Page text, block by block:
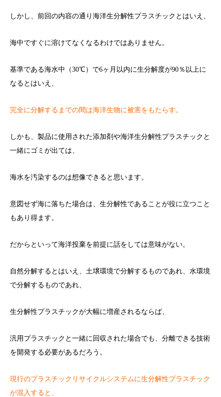
しかし、前回の内容の通り海洋生分解性プラスチックとはいえ、
海中ですぐに溶けてなくなるわけではありません。
基準である海水中（30℃）で6ヶ月以内に生分解度が90％以上に
なるとはいえ、
完全に分解するまでの間は海洋生物に被害をもたらす。
しかも、製品に使用された添加剤や海洋生分解性プラスチックと
一緒にゴミが出ては、
海水を汚染するのは想像できると思います。
意図せず海に落ちた場合は、生分解性であることが役に立つこと
もあり得ます。
だからといって海洋投棄を前提に話をしては意味がない。
自然分解するとはいえ、土壌環境で分解するものであれ、水環境
で分解するものであれ、
生分解性プラスチックが大幅に増産されるならば、
汎用プラスチックと一緒に回収された場合でも、分離できる技術
を開発する必要があるだろう。
現行のプラスチックリサイクルシステムに生分解性プラスチック
が混入すると、